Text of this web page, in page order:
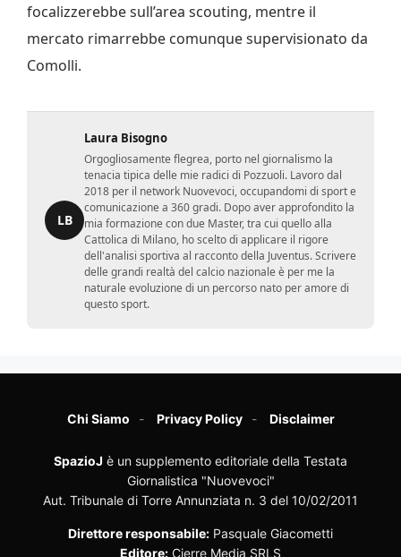
focalizzerebbe sull’area scouting, mentre il
mercato rimarrebbe comunque supervisionato da
Comolli.
LB
Laura Bisogno
Orgogliosamente flegrea, porto nel giornalismo la
tenacia tipica delle mie radici di Pozzuoli. Lavoro dal
2018 per il network Nuovevoci, occupandomi di sport e
comunicazione a 360 gradi. Dopo aver approfondito la
mia formazione con due Master, tra cui quello alla
Cattolica di Milano, ho scelto di applicare il rigore
dell'analisi sportiva al racconto della Juventus. Scrivere
delle grandi realtà del calcio nazionale è per me la
naturale evoluzione di un percorso nato per amore di
questo sport.
Chi Siamo Privacy Policy Disclaimer
SpazioJ è un supplemento editoriale della Testata
Giornalistica "Nuovevoci"
Aut. Tribunale di Torre Annunziata n. 3 del 10/02/2011
Direttore responsabile: Pasquale Giacometti
Editore: Cierre Media SRLS